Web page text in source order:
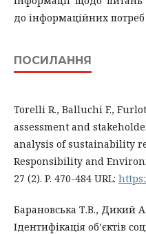
до інформаційних потреб
ПОСИЛАННЯ
Torelli R., Balluchi F.,
assessment and
analysis of sustainability
Responsibility and
27 (2). P. 470-484 URL:
Барановська Т.В., Дикий
Ідентифікація об’єктів